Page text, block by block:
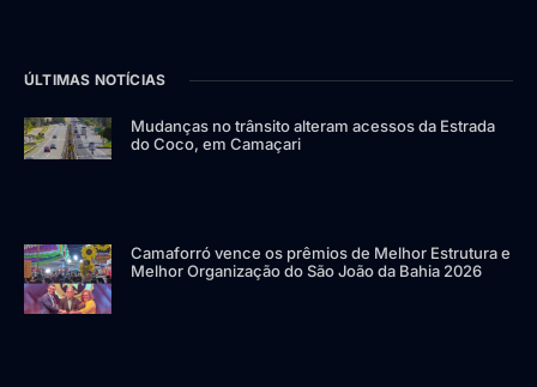
ÚLTIMAS NOTÍCIAS
Mudanças no trânsito alteram acessos da Estrada
do Coco, em Camaçari
Camaforró vence os prêmios de Melhor Estrutura e
Melhor Organização do São João da Bahia 2026